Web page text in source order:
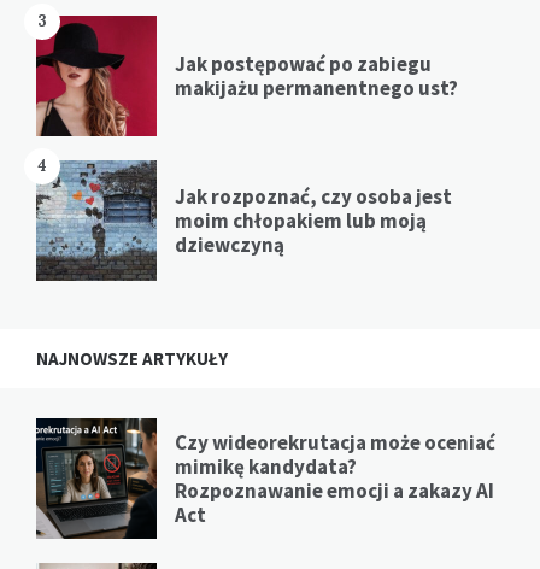
3
Jak postępować po zabiegu
makijażu permanentnego ust?
4
Jak rozpoznać, czy osoba jest
moim chłopakiem lub moją
dziewczyną
NAJNOWSZE ARTYKUŁY
Czy wideorekrutacja może oceniać
mimikę kandydata?
Rozpoznawanie emocji a zakazy AI
Act